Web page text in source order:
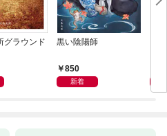
グラウンド 黒い陰陽師
850
新着